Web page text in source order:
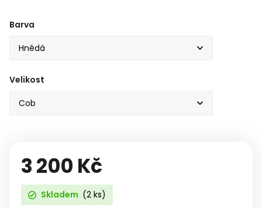
Barva
Velikost
3 200 Kč
Skladem (2 ks)